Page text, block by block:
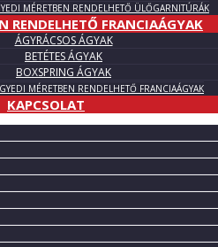
MÉRETBEN RENDELHETŐ ÜLŐGARNITÚRÁK
RENDELHETŐ FRANCIAÁGYAK
ÁGYRÁCSOS ÁGYAK
BETÉTES ÁGYAK
BOXSPRING ÁGYAK
MÉRETBEN RENDELHETŐ FRANCIAÁGYAK
KAPCSOLAT